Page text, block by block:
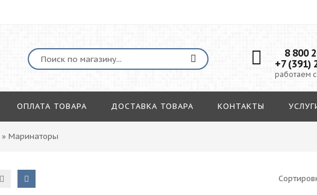
8 800
+7 (391)
работаем
ОПЛАТА ТОВАРА ДОСТАВКА ТОВАРА КОНТАКТЫ
» Маринаторы